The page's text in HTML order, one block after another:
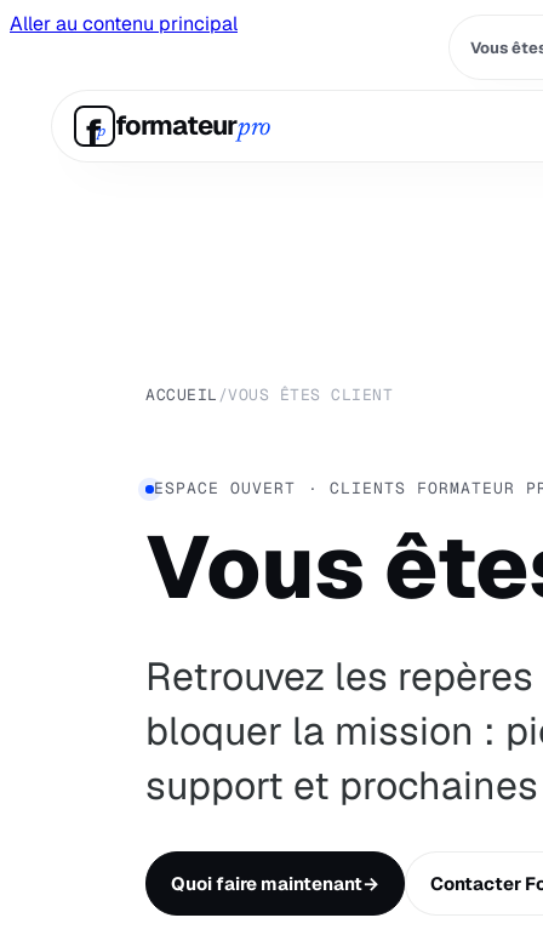
Aller au contenu principal
Vous
fp formateurpro
ACCUEIL /VOUS ÊTES CLIENT
ESPACE OUVERT · CLIENTS FORMATEUR
Vous
Retrouvez les
bloquer la mission :
support et
Quoi faire maintenant→ Contacter